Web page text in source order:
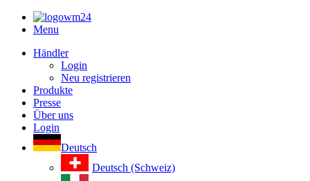
Menu
Händler
Login
Neu registrieren
Produkte
Presse
Über uns
Login
Deutsch
Deutsch (Schweiz)